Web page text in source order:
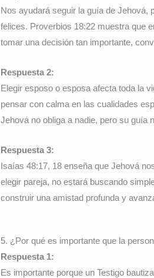
Nos ayudará seguir la guía de Jehová,
felices. Proverbios 18:22 muestra que
tomar una decisión tan importante,
Respuesta 2:
Elegir esposo o esposa afecta toda la
pensar con calma en las cualidades
Jehová no obliga a nadie, pero su guía
Respuesta 3:
Isaías 48:17, 18 enseña que Jehová
elegir pareja, no estará buscando
construir una amistad profunda y
5. ¿Por qué es importante que la
Respuesta 1:
Es importante porque un Testigo